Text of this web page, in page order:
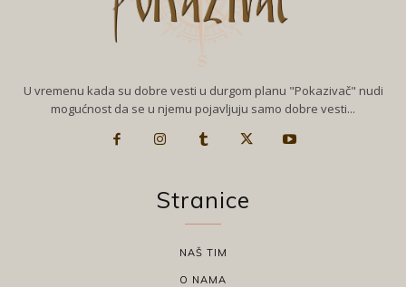
U vremenu kada su dobre vesti u durgom planu "Pokazivač" nudi
mogućnost da se u njemu pojavljuju samo dobre vesti...
Stranice
NAŠ TIM
O NAMA